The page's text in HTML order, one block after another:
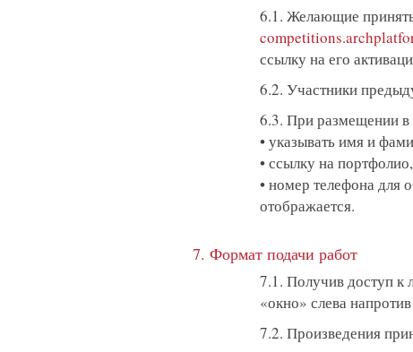
6.1. Желающие принять
ссылку на его
6.2. Участники
6.3. При размещении в
• указывать имя и
• ссылку на
• номер телефона для
отображается.
7. Формат подачи работ
7.1. Получив доступ к
«окно» слева
7.2. Произведения